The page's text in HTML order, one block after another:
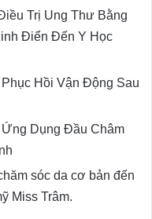
Trị Ung Thư Bằng
Điển Đến Y Học
Hồi Vận Động Sau
Dụng Đầu Châm
sóc da cơ bản đến
Miss Trâm.